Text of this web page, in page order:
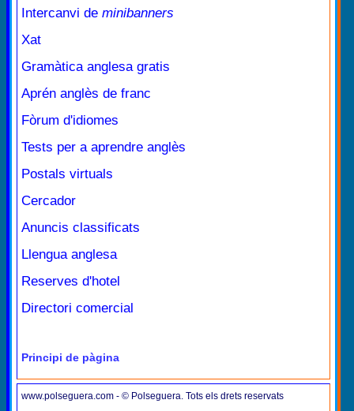
Intercanvi de minibanners
Xat
Gramàtica anglesa gratis
Aprén anglès de franc
Fòrum d'idiomes
Tests per a aprendre anglès
Postals virtuals
Cercador
Anuncis classificats
Llengua anglesa
Reserves d'hotel
Directori comercial
Principi de pàgina
www.polseguera.com - © Polseguera. Tots els drets reservats